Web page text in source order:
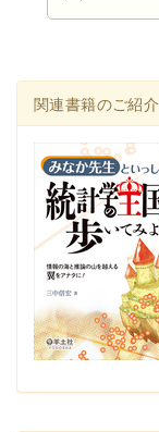
関連書籍のご紹介